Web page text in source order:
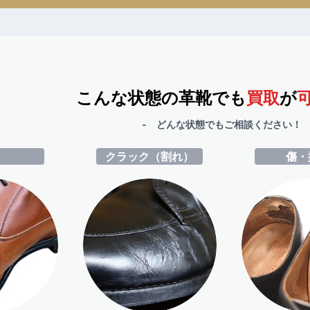
こんな状態の革靴でも買取が
- どんな状態でもご相談ください
クラック（割れ） 傷